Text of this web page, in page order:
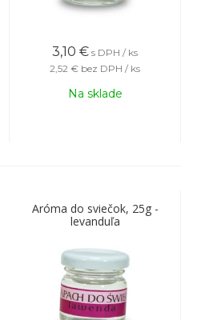
3,10 € s DPH / ks
2,52 € bez DPH / ks
Na sklade
Aróma do sviečok, 25g -
levanduľa